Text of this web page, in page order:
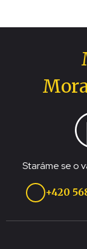
Staráme se o
+420